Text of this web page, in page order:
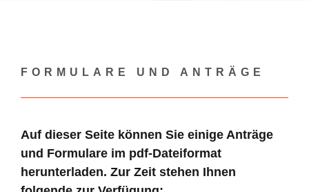
FORMULARE UND ANTRÄGE
Auf dieser Seite können Sie einige Anträge
und Formulare im pdf-Dateiformat
herunterladen. Zur Zeit stehen Ihnen